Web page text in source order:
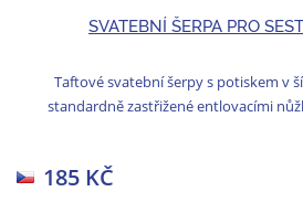
SVATEBNÍ ŠERPA PRO
Taftové svatební šerpy s potiskem v
standardně zastřižené entlovacími
185 KČ